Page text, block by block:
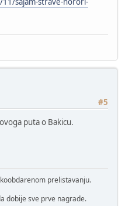
#5
puta o Bakicu.
prelistavanju.
dobije sve prve nagrade.